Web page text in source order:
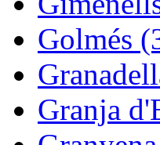
Golmés
Granja